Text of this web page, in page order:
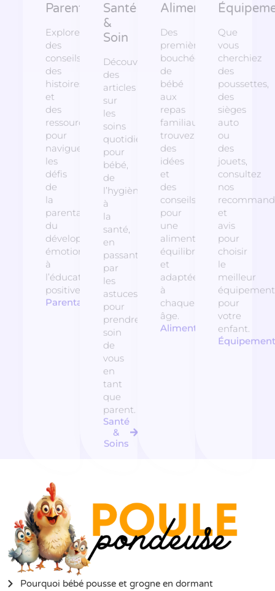
Parentalité
Explorez
des
conseils,
des
histoires
et
des
ressources
pour
naviguer
les
défis
de
la
parentalité,
du
développement
émotionnel
à
l’éducation
positive.
Parentalité
Santé
&
Soin
Découvrez
des
articles
sur
les
soins
quotidiens
pour
bébé,
de
l’hygiène
à
la
santé,
en
passant
par
les
astuces
pour
prendre
soin
de
vous
en
tant
que
parent.
Santé
&
Soins
Alimentation
Des
premières
bouchées
de
bébé
aux
repas
familiaux,
trouvez
des
idées
et
des
conseils
pour
une
alimentation
équilibrée
et
adaptée
à
chaque
âge.
Alimentation
Que
vous
cherchiez
des
poussettes,
des
sièges
auto
ou
des
jouets,
consultez
nos
et
avis
pour
choisir
le
meilleur
équipement
pour
votre
enfant.
Équipement
Pourquoi bébé pousse et grogne en dormant